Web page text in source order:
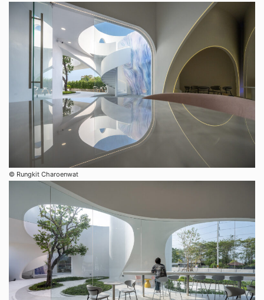
©︎ Rungkit Charoenwat